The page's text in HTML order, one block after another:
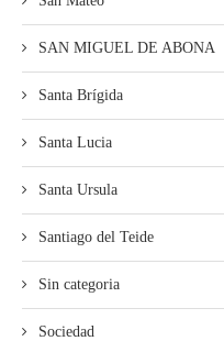
SAN MIGUEL DE ABONA
Santa Brígida
Santa Lucia
Santa Ursula
Santiago del Teide
Sin categoria
Sociedad